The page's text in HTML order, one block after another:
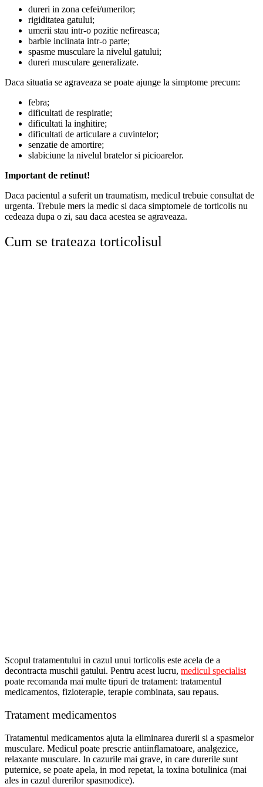
dureri in zona cefei/umerilor;
rigiditatea gatului;
umerii stau intr-o pozitie nefireasca;
barbie inclinata intr-o parte;
spasme musculare la nivelul gatului;
dureri musculare generalizate.
Daca situatia se agraveaza se poate ajunge la simptome precum:
febra;
dificultati de respiratie;
dificultati la inghitire;
dificultati de articulare a cuvintelor;
senzatie de amortire;
slabiciune la nivelul bratelor si picioarelor.
Important de retinut!
Daca pacientul a suferit un traumatism, medicul trebuie consultat de
urgenta. Trebuie mers la medic si daca simptomele de torticolis nu
cedeaza dupa o zi, sau daca acestea se agraveaza.
Cum se trateaza torticolisul
Scopul tratamentului in cazul unui torticolis este acela de a
decontracta muschii gatului. Pentru acest lucru, medicul specialist
poate recomanda mai multe tipuri de tratament: tratamentul
medicamentos, fizioterapie, terapie combinata, sau repaus.
Tratament medicamentos
Tratamentul medicamentos ajuta la eliminarea durerii si a spasmelor
musculare. Medicul poate prescrie antiinflamatoare, analgezice,
relaxante musculare. In cazurile mai grave, in care durerile sunt
puternice, se poate apela, in mod repetat, la toxina botulinica (mai
ales in cazul durerilor spasmodice).